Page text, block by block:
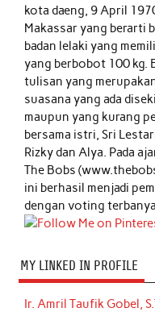
kota daeng, 9 April
Makassar yang berarti
badan lelaki yang
yang berbobot 100 kg.
tulisan yang
suasana yang ada
maupun yang kurang
bersama istri, Sri
Rizky dan Alya. Pada
The Bobs
ini berhasil menjadi
dengan voting
MY LINKED IN PROFILE
Ir. Amril Taufik Gobel,